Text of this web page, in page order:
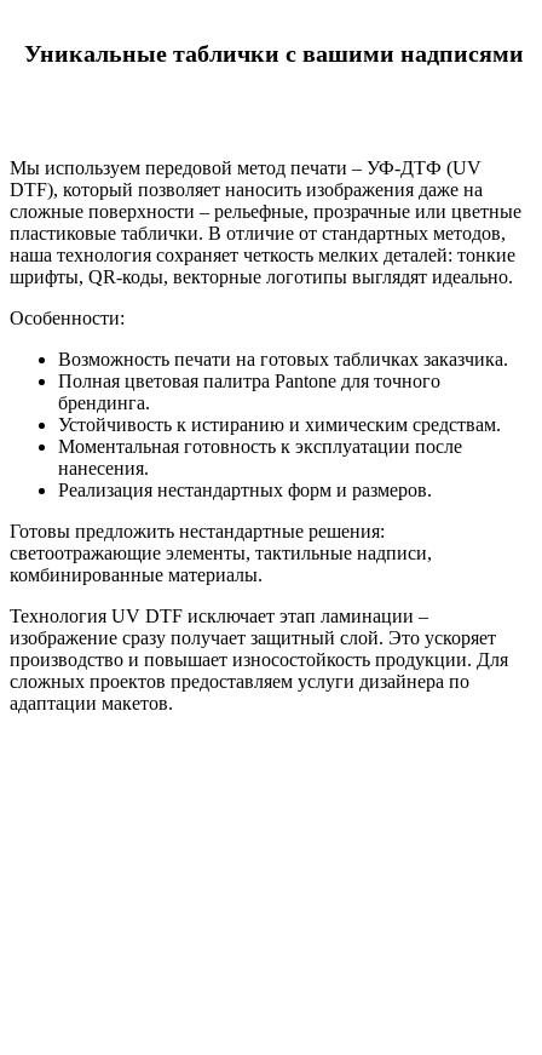
Уникальные таблички с вашими надписями
Мы используем передовой метод печати – УФ-ДТФ (UV
DTF), который позволяет наносить изображения даже на
сложные поверхности – рельефные, прозрачные или цветные
пластиковые таблички. В отличие от стандартных методов,
наша технология сохраняет четкость мелких деталей: тонкие
шрифты, QR-коды, векторные логотипы выглядят идеально.
Особенности:
Возможность печати на готовых табличках заказчика.
Полная цветовая палитра Pantone для точного
брендинга.
Устойчивость к истиранию и химическим средствам.
Моментальная готовность к эксплуатации после
нанесения.
Реализация нестандартных форм и размеров.
Готовы предложить нестандартные решения:
светоотражающие элементы, тактильные надписи,
комбинированные материалы.
Технология UV DTF исключает этап ламинации –
изображение сразу получает защитный слой. Это ускоряет
производство и повышает износостойкость продукции. Для
сложных проектов предоставляем услуги дизайнера по
адаптации макетов.